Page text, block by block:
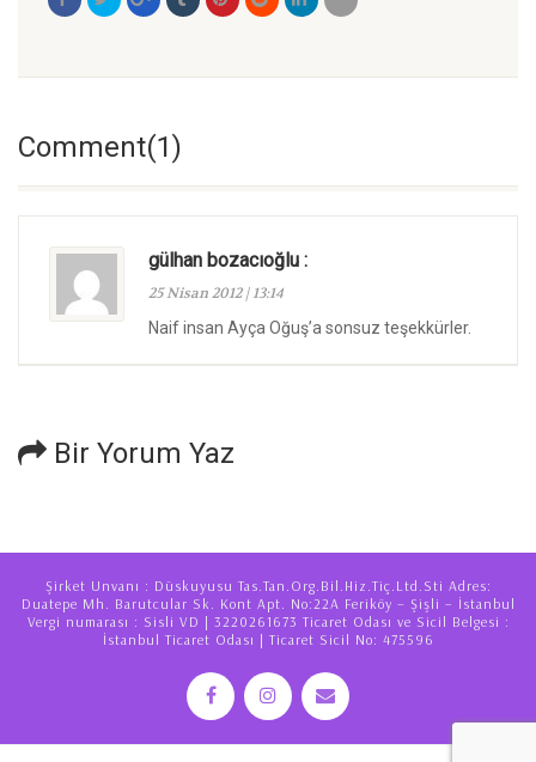
Comment(1)
gülhan bozacıoğlu :
25 Nisan 2012 | 13:14
Naif insan Ayça Oğuş’a sonsuz teşekkürler.
Bir Yorum Yaz
Şirket Unvanı : Düskuyusu Tas.Tan.Org.Bil.Hiz.Tiç.Ltd.Sti Adres:
Duatepe Mh. Barutcular Sk. Kont Apt. No:22A Feriköy – Şişli – İstanbul
Vergi numarası : Sisli VD | 3220261673 Ticaret Odası ve Sicil Belgesi :
İstanbul Ticaret Odası | Ticaret Sicil No: 475596